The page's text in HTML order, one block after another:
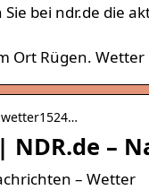
bei ndr.de die
Rügen.
–
– Wetter